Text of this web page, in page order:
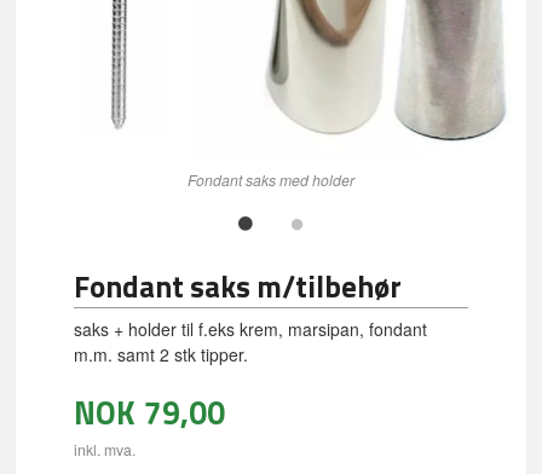
Fondant saks med holder
Fondant saks m/tilbehør
saks + holder til f.eks krem, marsipan, fondant
m.m. samt 2 stk tipper.
NOK 79,00
inkl. mva.